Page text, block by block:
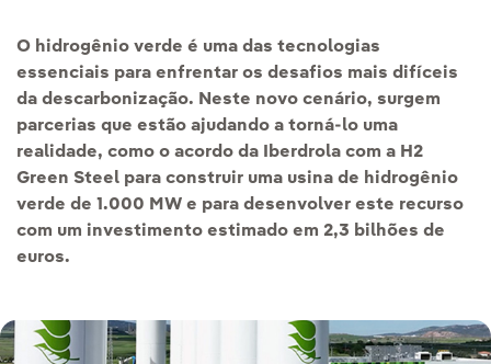
O hidrogênio verde é uma das tecnologias
essenciais para enfrentar os desafios mais difíceis
da descarbonização. Neste novo cenário, surgem
parcerias que estão ajudando a torná-lo uma
realidade, como o acordo da Iberdrola com a H2
Green Steel para construir uma usina de hidrogênio
verde de 1.000 MW e para desenvolver este recurso
com um investimento estimado em 2,3 bilhões de
euros.